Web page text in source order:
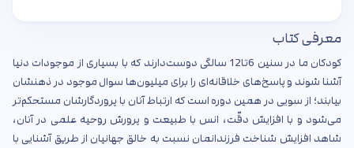
معرفی کتاب
کودکان ما در سنین 6تا12 سالگی دوست‌دارند که با بسیاری از موجودات دنیا
آشنا شوند و پاسخ‌های خلاقانه‌ای را برای میلیون‌ها سوال موجود در ذهنشان
بیابند؛ از سویی در همین دوره است که ارتباط آنان با پروردگارشان مستحکم‌تر
می‌شود و با افزایش دقّت، انس با طبیعت و پرورش روحیه علمی در آنان،
شاهد افزایش شناخت فرزندانمان نسبت به خالق جهانیان از طریق آشنایی با